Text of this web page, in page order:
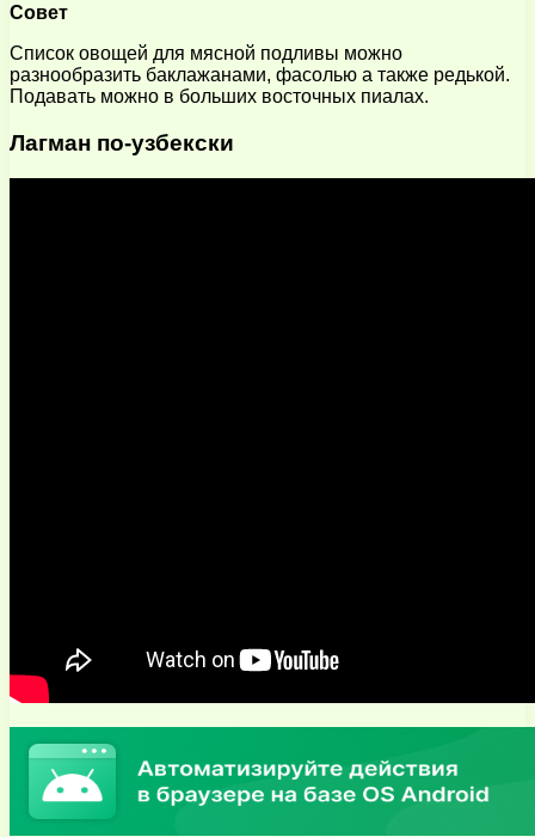
Совет
Список овощей для мясной подливы можно
разнообразить баклажанами, фасолью а также редькой.
Подавать можно в больших восточных пиалах.
Лагман по-узбекски